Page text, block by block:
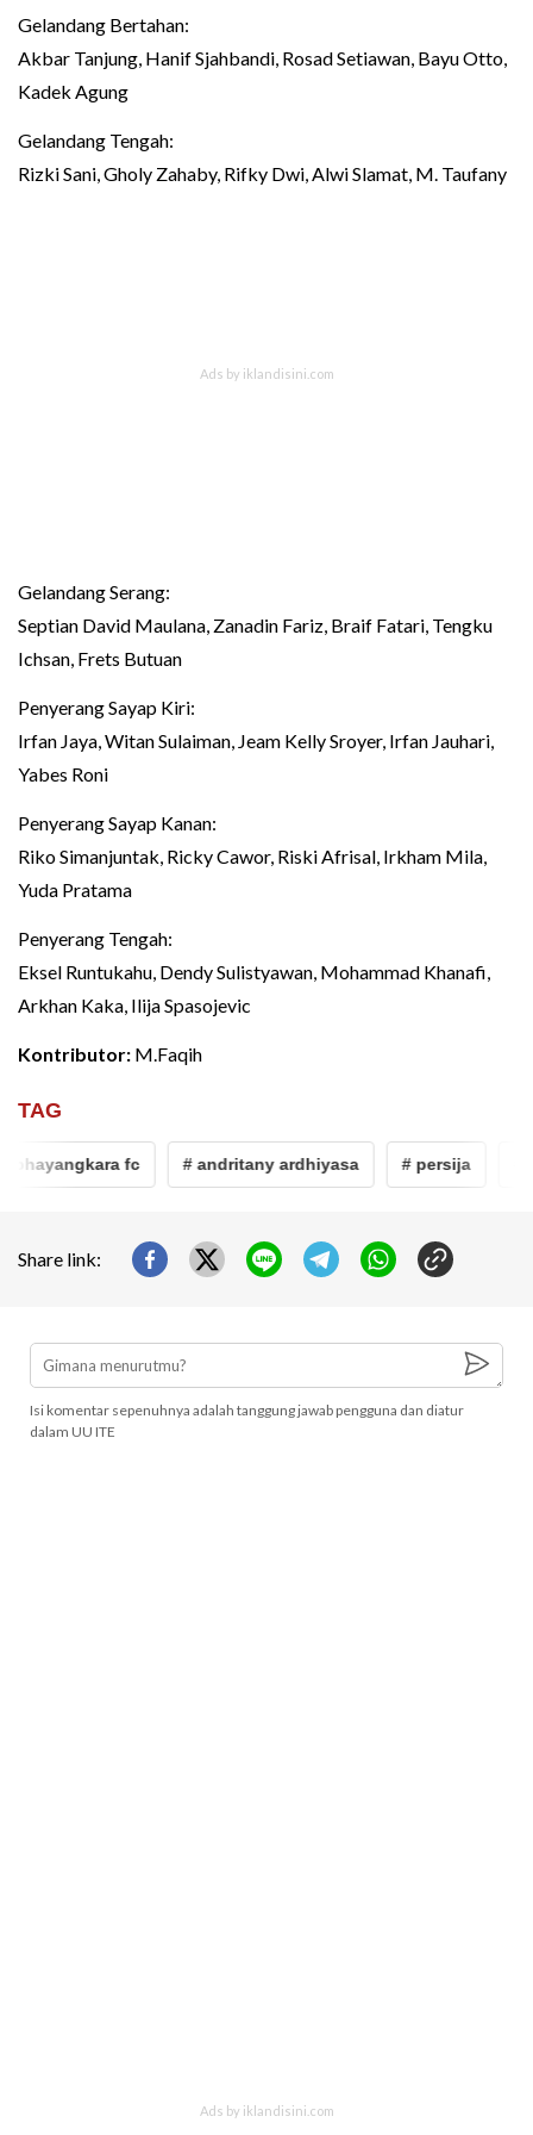
Gelandang Bertahan:
Akbar Tanjung, Hanif Sjahbandi, Rosad Setiawan, Bayu Otto,
Kadek Agung
Gelandang Tengah:
Rizki Sani, Gholy Zahaby, Rifky Dwi, Alwi Slamat, M. Taufany
Gelandang Serang:
Septian David Maulana, Zanadin Fariz, Braif Fatari, Tengku
Ichsan, Frets Butuan
Penyerang Sayap Kiri:
Irfan Jaya, Witan Sulaiman, Jeam Kelly Sroyer, Irfan Jauhari,
Yabes Roni
Penyerang Sayap Kanan:
Riko Simanjuntak, Ricky Cawor, Riski Afrisal, Irkham Mila,
Yuda Pratama
Penyerang Tengah:
Eksel Runtukahu, Dendy Sulistyawan, Mohammad Khanafi,
Arkhan Kaka, Ilija Spasojevic
Kontributor: M.Faqih
TAG
fc # andritany ardhiyasa # persija
Share link:
Isi komentar sepenuhnya adalah tanggung jawab pengguna dan diatur
dalam UU ITE